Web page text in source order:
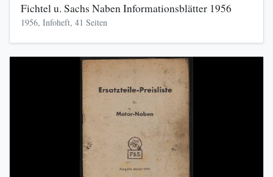
Fichtel u. Sachs Naben Informationsblätter 1956
1956, Infoheft, 41 Seiten